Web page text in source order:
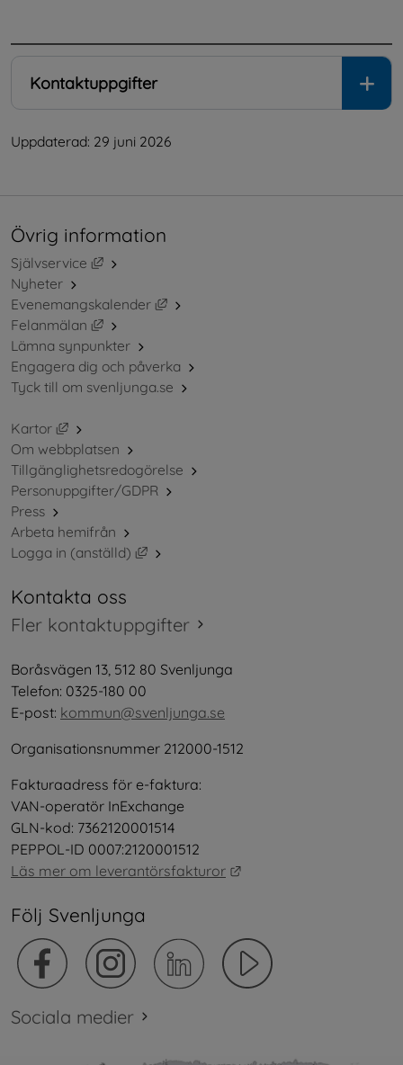
Kontaktuppgifter
Uppdaterad: 29 juni 2026
Övrig information
Självservice
Länk till annan webbplats, öppnas i nytt fönster.
Nyheter
Evenemangskalender
Länk till annan webbplats, öppnas i
Felanmälan
Länk till annan webbplats, öppnas i nytt fönster.
Lämna synpunkter
Engagera dig och påverka
Tyck till om svenljunga.se
Kartor
Länk till annan webbplats, öppnas i nytt fönster.
Om webbplatsen
Tillgänglighetsredogörelse
Personuppgifter/GDPR
Press
Arbeta hemifrån
Logga in (anställd)
Länk till annan webbplats, öppnas i nytt
Kontakta oss
Fler kontaktuppgifter
Boråsvägen 13, 512 80 Svenljunga
Telefon: 0325-180 00
E-post: kommun@svenljunga.se
Organisationsnummer 212000-1512
Fakturaadress för e-faktura:
VAN-operatör InExchange
GLN-kod: 7362120001514
PEPPOL-ID 0007:2120001512
Läs mer om leverantörsfakturor
Följ Svenljunga
Sociala medier